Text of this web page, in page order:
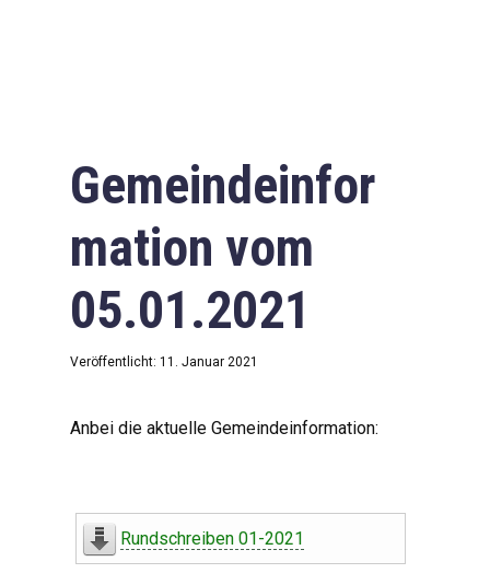
Gemeindeinfor
mation vom
05.01.2021
Veröffentlicht: 11. Januar 2021
Anbei die aktuelle Gemeindeinformation:
Rundschreiben 01-2021